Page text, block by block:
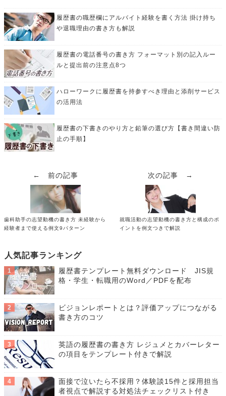
履歴書の職歴欄にアルバイト経験を書く方法 掛け持ち
や退職理由の書き方も解説
履歴書の電話番号の書き方 フォーマット別の記入ルー
ルと提出前の注意点8つ
ハローワークに履歴書を持参すべき理由と添削サービス
の活用法
履歴書の下書きのやり方と鉛筆の選び方【書き間違い防
止の手順】
← 前の記事
歯科助手の志望動機の書き方 未経験から
経験者まで使える例文9パターン
次の記事 →
就職活動の志望動機の書き方と構成のポ
イントを例文つきで解説
人気記事ランキング
履歴書テンプレート無料ダウンロード JIS規
格・学生・転職用のWord／PDFを配布
ビジョンレポートとは？評価アップにつながる
書き方のコツ
英語の履歴書の書き方 レジュメとカバーレター
の項目をテンプレート付きで解説
面接で泣いたら不採用？体験談15件と採用担当
者視点で解説する対処法チェックリスト付き